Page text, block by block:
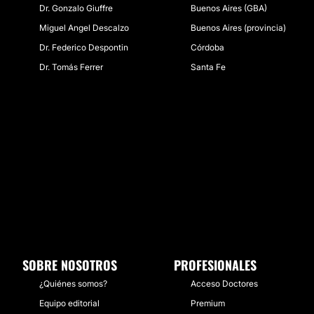
Dr. Gonzalo Giuffre
Miguel Angel Descalzo
Dr. Federico Despontin
Dr. Tomás Ferrer
Buenos Aires (GBA)
Buenos Aires (provincia)
Córdoba
Santa Fe
SOBRE NOSOTROS
¿Quiénes somos?
Equipo editorial
PROFESIONALES
Acceso Doctores
Premium